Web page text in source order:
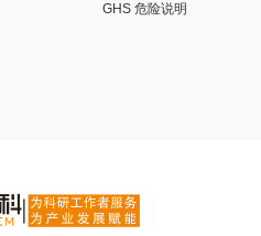
GHS 危险说明